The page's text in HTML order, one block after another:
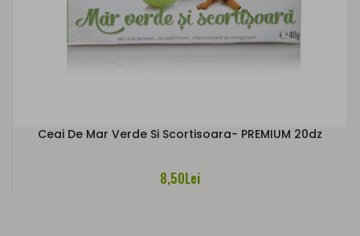
Ceai De Mar Verde Si Scortisoara- PREMIUM 20dz
8,50Lei